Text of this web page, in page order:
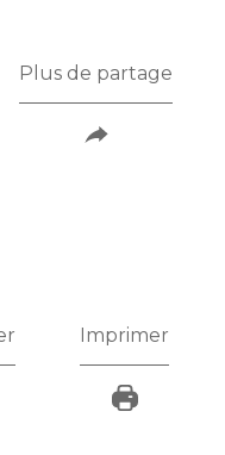
Plus de partage
Imprimer